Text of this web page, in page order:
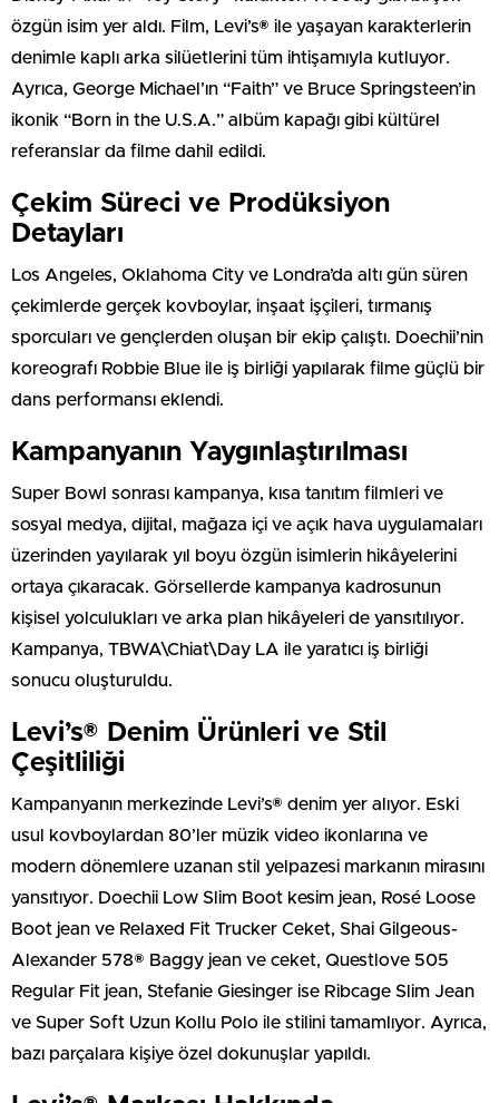
özgün isim yer aldı. Film, Levi’s® ile yaşayan karakterlerin
denimle kaplı arka silüetlerini tüm ihtişamıyla kutluyor.
Ayrıca, George Michael’ın “Faith” ve Bruce Springsteen’in
ikonik “Born in the U.S.A.” albüm kapağı gibi kültürel
referanslar da filme dahil edildi.
Çekim Süreci ve Prodüksiyon
Detayları
Los Angeles, Oklahoma City ve Londra’da altı gün süren
çekimlerde gerçek kovboylar, inşaat işçileri, tırmanış
sporcuları ve gençlerden oluşan bir ekip çalıştı. Doechii’nin
koreografı Robbie Blue ile iş birliği yapılarak filme güçlü bir
dans performansı eklendi.
Kampanyanın Yaygınlaştırılması
Super Bowl sonrası kampanya, kısa tanıtım filmleri ve
sosyal medya, dijital, mağaza içi ve açık hava uygulamaları
üzerinden yayılarak yıl boyu özgün isimlerin hikâyelerini
ortaya çıkaracak. Görsellerde kampanya kadrosunun
kişisel yolculukları ve arka plan hikâyeleri de yansıtılıyor.
Kampanya, TBWA\Chiat\Day LA ile yaratıcı iş birliği
sonucu oluşturuldu.
Levi’s® Denim Ürünleri ve Stil
Çeşitliliği
Kampanyanın merkezinde Levi’s® denim yer alıyor. Eski
usul kovboylardan 80’ler müzik video ikonlarına ve
modern dönemlere uzanan stil yelpazesi markanın mirasını
yansıtıyor. Doechii Low Slim Boot kesim jean, Rosé Loose
Boot jean ve Relaxed Fit Trucker Ceket, Shai Gilgeous-
Alexander 578® Baggy jean ve ceket, Questlove 505
Regular Fit jean, Stefanie Giesinger ise Ribcage Slim Jean
ve Super Soft Uzun Kollu Polo ile stilini tamamlıyor. Ayrıca,
bazı parçalara kişiye özel dokunuşlar yapıldı.